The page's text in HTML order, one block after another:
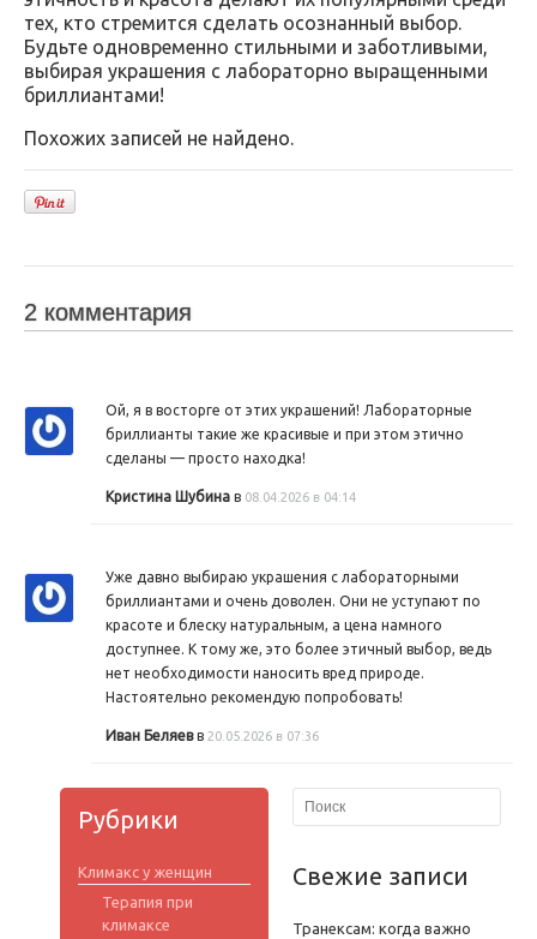
тех, кто стремится сделать осознанный выбор.
Будьте одновременно стильными и заботливыми,
выбирая украшения с лабораторно выращенными
бриллиантами!
Похожих записей не найдено.
2 комментария
Ой, я в восторге от этих украшений! Лабораторные
бриллианты такие же красивые и при этом этично
сделаны — просто находка!
Кристина Шубина в 08.04.2026 в 04:14
Уже давно выбираю украшения с лабораторными
бриллиантами и очень доволен. Они не уступают по
красоте и блеску натуральным, а цена намного
доступнее. К тому же, это более этичный выбор, ведь
нет необходимости наносить вред природе.
Настоятельно рекомендую попробовать!
Иван Беляевв 20.05.2026 в 07:36
Рубрики
Климакс у женщин
Терапия при
климаксе
Свежие записи
Транексам: когда важно